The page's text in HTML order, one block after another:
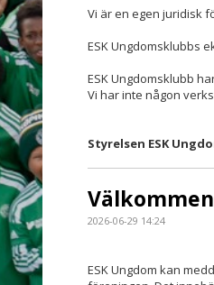
Vi är en egen juridisk
ESK Ungdomsklubbs
ESK Ungdomsklubb
Vi har inte någon
Styrelsen ESK
2026-06-29 14:24
ESK Ungdom kan